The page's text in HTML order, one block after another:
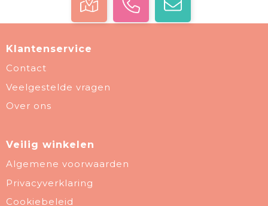
Klantenservice
Contact
Veelgestelde vragen
Over ons
Veilig winkelen
Algemene voorwaarden
Privacyverklaring
Cookiebeleid